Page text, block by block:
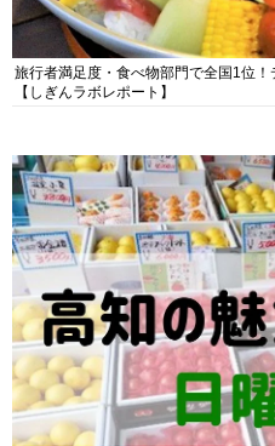
旅行者満足度・食べ物部門で全国1位
【しぎんラボレポート】